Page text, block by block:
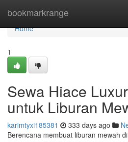
bookmarkrange
Home
Home
1
Sewa Hiace
untuk Liburan
karimtyxi185381 333 days ago
Berencana membuat liburan mewah